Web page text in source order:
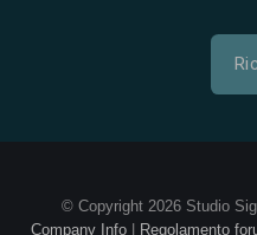
© Copyright 2026 Studio
Company Info
Regolamento